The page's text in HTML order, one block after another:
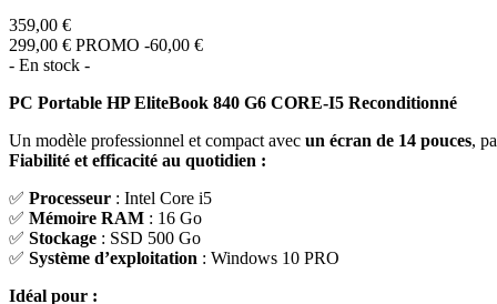
359,00 €
299,00 € PROMO -60,00 €
- En stock -
PC Portable HP EliteBook 840 G6 CORE-I5 Reconditionné
Un modèle professionnel et compact avec un écran de 14 pouces,
Fiabilité et efficacité au quotidien :
✅ Processeur : Intel Core i5
✅ Mémoire RAM : 16 Go
✅ Stockage : SSD 500 Go
✅ Système d’exploitation : Windows 10 PRO
Idéal pour :